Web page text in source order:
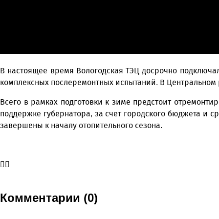
В настоящее время Вологодская ТЭЦ досрочно
комплексных послеремонтных испытаний. В
Всего в рамках подготовки к зиме предстоит
поддержке губернатора, за счет городского бюджета
завершены к началу отопительного сезона.
Комментарии (0)